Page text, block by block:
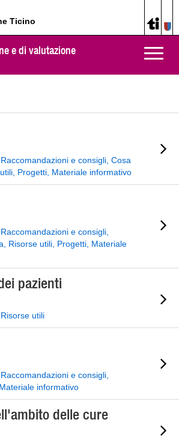
Ticino
Toggle
e di valutazione
e consigli, Cosa
Progetti, Materiale informativo
e consigli,
Risorse utili, Progetti, Materiale
pazienti
utili
e consigli,
informativo
delle cure